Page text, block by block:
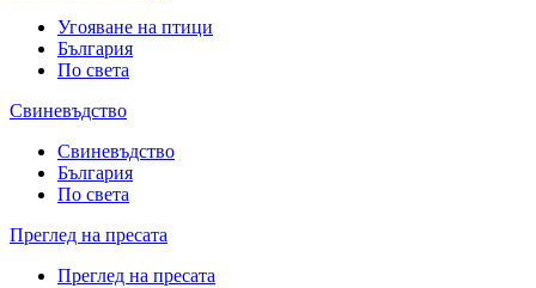
Угояване на птици
България
По света
Свиневъдство
Свиневъдство
България
По света
Преглед на пресата
Преглед на пресата